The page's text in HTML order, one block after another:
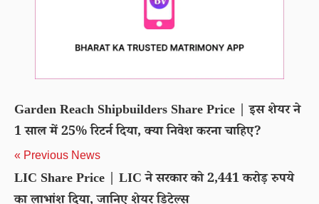
Garden Reach Shipbuilders Share Price | इस शेयर ने
1 साल में 25% रिटर्न दिया, क्या निवेश करना चाहिए?
« Previous News
LIC Share Price | LIC ने सरकार को 2,441 करोड़ रुपये